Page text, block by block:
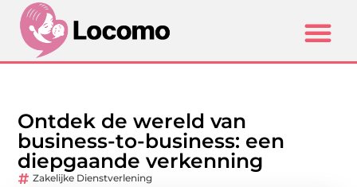
Ontdek de wereld van
business-to-business: een
diepgaande verkenning
Zakelijke Dienstverlening